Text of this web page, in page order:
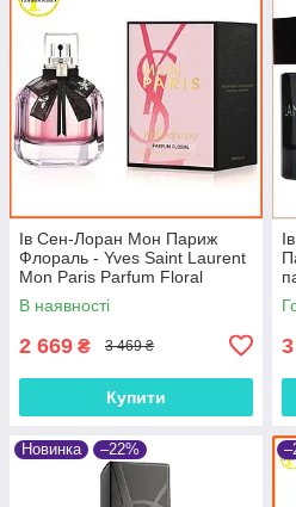
Ів Сен-Лоран Мон Париж
Флораль - Yves Saint Laurent
Mon Paris Parfum Floral
парфумована вода 90 ml.
В наявності
2 669 ₴ 3 469 ₴
Купити
Новинка –22%